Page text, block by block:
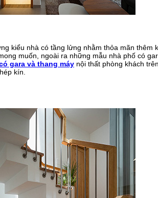
kiểu nhà có tầng lửng nhằm thỏa mãn thêm
muốn, ngoài ra những mẫu nhà phố có
gara và thang máy nội thất phòng khách
kín.